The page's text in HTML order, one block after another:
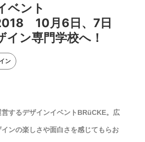
ベント
10月6日、7日
イン専門学校へ！
ン
するデザインイベントBRüCKE。広
ンの楽しさや面白さを感じてもらお